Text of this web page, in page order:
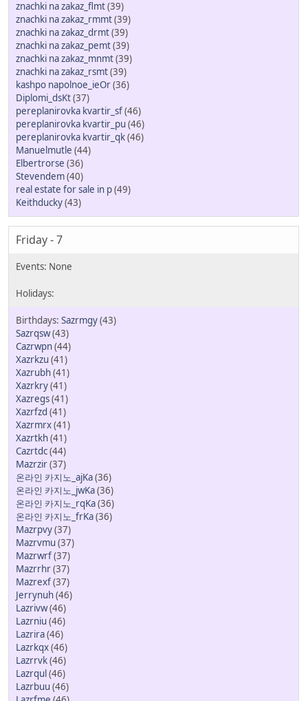
znachki na zakaz_flmt(39)
znachki na zakaz_rmmt(39)
znachki na zakaz_drmt(39)
znachki na zakaz_pemt(39)
znachki na zakaz_mnmt(39)
znachki na zakaz_rsmt(39)
kashpo napolnoe_ieOr(36)
Diplomi_dsKt(37)
pereplanirovka kvartir_sf(46)
pereplanirovka kvartir_pu (46)
pereplanirovka kvartir_qk(46)
Manuelmutle (44)
Elbertrorse (36)
Stevendem(40)
real estate for sale in p(49)
Keithducky(43)
Friday - 7
Sazrmgy(43)
Sazrqsw(43)
Cazrwpn(44)
Xazrkzu (41)
Xazrubh(41)
Xazrkry(41)
Xazregs(41)
Xazrfzd (41)
Xazrmrx(41)
Xazrtkh(41)
Cazrtdc(44)
Mazrzir(37)
온라인 카지노_ajKa(36)
온라인 카지노_jwKa(36)
온라인 카지노_rqKa(36)
온라인 카지노_frKa(36)
Mazrpvy(37)
Mazrvmu (37)
Mazrwrf(37)
Mazrrhr(37)
Mazrexf(37)
Jerrynuh(46)
Lazrivw(46)
Lazrniu (46)
Lazrira(46)
Lazrkqx(46)
Lazrrvk(46)
Lazrqul(46)
Lazrbuu (46)